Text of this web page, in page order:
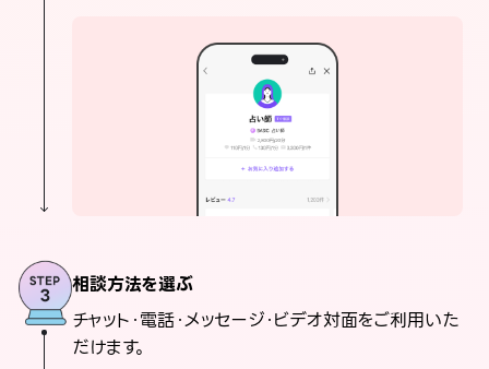
相談方法を選ぶ
チャット・電話・メッセージ・ビデオ対面をご利用いた
だけます。